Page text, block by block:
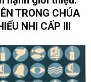
TRONG CHÚA
NHI CẤP III